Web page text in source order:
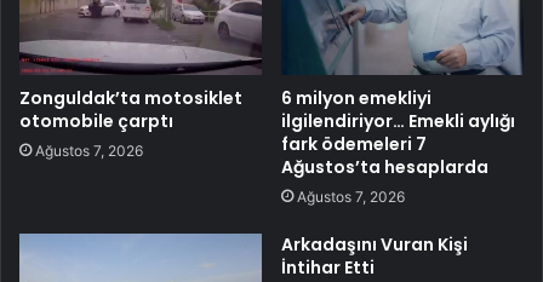
Zonguldak’ta motosiklet
otomobile çarptı
Ağustos 7, 2026
6 milyon emekliyi
ilgilendiriyor… Emekli aylığı
fark ödemeleri 7
Ağustos’ta hesaplarda
Ağustos 7, 2026
Arkadaşını Vuran Kişi
İntihar Etti